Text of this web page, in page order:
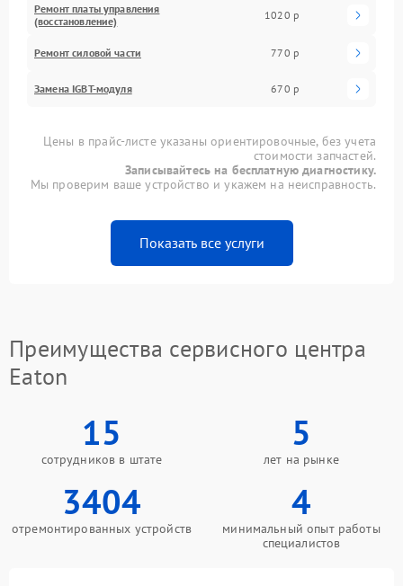
Ремонт платы управления
(восстановление)
1020 р
Ремонт силовой части 770 р
Замена IGBT-модуля 670 р
Цены в прайс-листе указаны ориентировочные, без учета
стоимости запчастей.
Записывайтесь на бесплатную диагностику.
Мы проверим ваше устройство и укажем на неисправность.
Показать все услуги
Преимущества сервисного центра
Eaton
15
сотрудников в штате
5
лет на рынке
3404
отремонтированных устройств
4
минимальный опыт работы
специалистов